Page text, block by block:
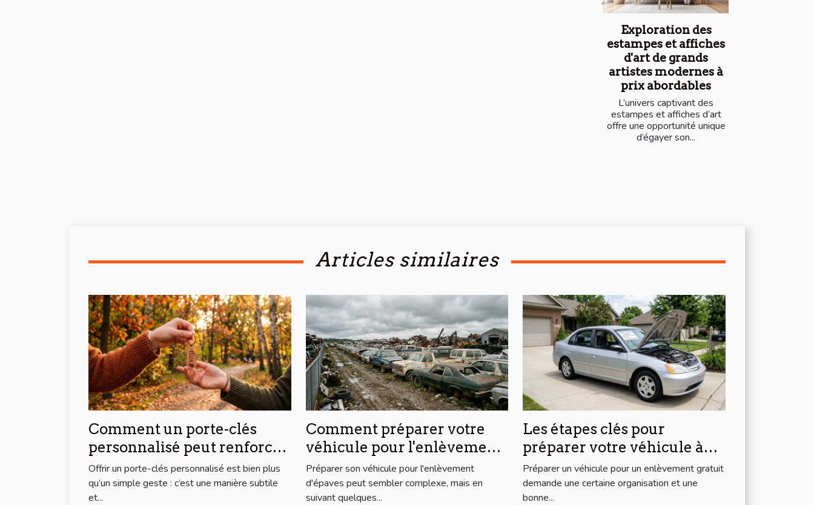
Exploration des
estampes et affiches
d'art de grands
artistes modernes à
prix abordables
L’univers captivant des
estampes et affiches d’art
offre une opportunité unique
d’égayer son...
Articles similaires
Comment un porte-clés
personnalisé peut renforcer
les liens d'amitié ?
Offrir un porte-clés personnalisé est bien plus
qu’un simple geste : c’est une manière subtile
et...
Comment préparer votre
véhicule pour l'enlèvement
d'épaves ?
Préparer son véhicule pour l'enlèvement
d'épaves peut sembler complexe, mais en
suivant quelques...
Les étapes clés pour
préparer votre véhicule à
l'enlèvement gratuit
Préparer un véhicule pour un enlèvement gratuit
demande une certaine organisation et une
bonne...